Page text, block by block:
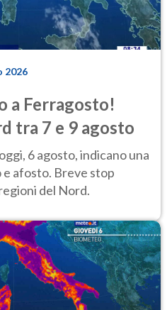
2026
a Ferragosto!
tra 7 e 9 agosto
6 agosto, indicano una
afosto. Breve stop
del Nord.